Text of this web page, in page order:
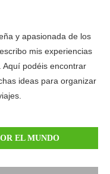
y apasionada de los
mis experiencias
Aquí podéis encontrar
ideas para organizar
EL MUNDO